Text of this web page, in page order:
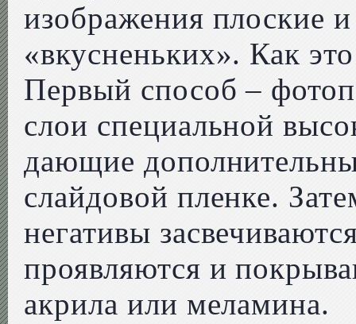
изображения плоские
«вкусненьких». Как
Первый способ –
слои специальной
дающие
слайдовой пленке.
негативы
проявляются и
акрила или меламина.